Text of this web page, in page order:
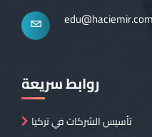
edu@haciemir.com
روابط سريعة
تأسيس الشركات في تركيا